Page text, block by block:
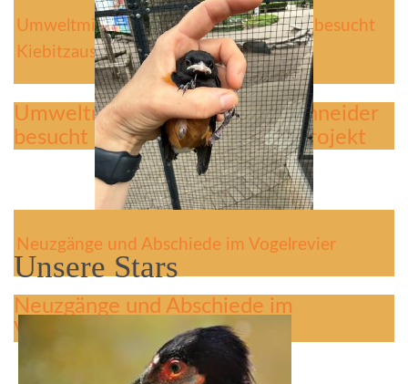
Umweltministerin Christine Schneider besucht
Kiebitzauswilderungsprojekt
Umweltministerin Christine Schneider
besucht Kiebitzauswilderungsprojekt
Neuzgänge und Abschiede im Vogelrevier
Neuzgänge und Abschiede im
Vogelrevier
Unsere Stars